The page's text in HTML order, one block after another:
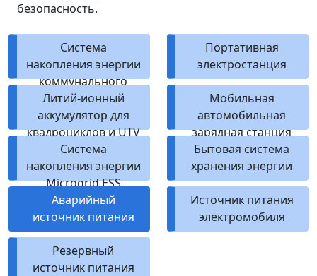
безопасность.
Система
накопления энергии
коммунального
масштаба
Портативная
электростанция
Литий-ионный
аккумулятор для
квадроциклов и UTV
Мобильная
автомобильная
зарядная станция
Система
накопления энергии
Microgrid ESS
Бытовая система
хранения энергии
Аварийный
источник питания
Источник питания
электромобиля
Резервный
источник питания